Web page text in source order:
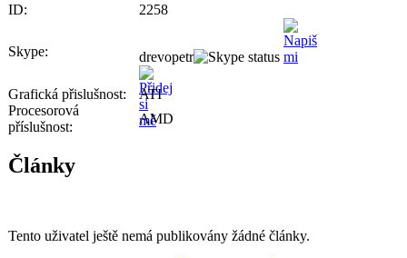
ID: 2258
Skype: drevopetr
Grafická přislušnost:
ATI
Procesorová
příslušnost:
AMD
Články
Tento uživatel ještě nemá publikovány žádné články.